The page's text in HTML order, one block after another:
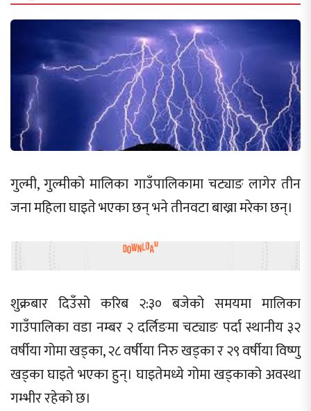
गुल्मी, गुल्मीको मालिका गाउँपालिकामा चट्याङ लागेर तीन
जना महिला घाइते भएका छन् भने तीनवटा बाख्रा मरेका छन्।
शुक्रबार दिउँसो करिब २:३० बजेको समयमा मालिका
गाउँपालिका वडा नम्बर २ दर्लिङमा चट्याङ पर्दा स्थानीय ३२
वर्षीया गोमा खड्का, २८ वर्षीया निरु खड्का र २९ वर्षीया विष्णु
खड्का घाइते भएका हुन्। घाइतेमध्ये गोमा खड्काको अवस्था
गम्भीर रहेको छ।